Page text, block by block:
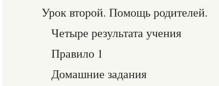
Урок второй. Помощь родителей.
Четыре результата учения
Правило 1
Домашние задания